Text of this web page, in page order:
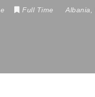
Full Time Albania